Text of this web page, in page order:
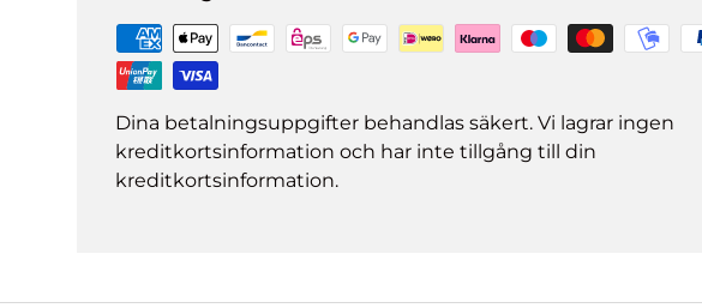
Dina betalningsuppgifter behandlas säkert. Vi lagrar ingen
kreditkortsinformation och har inte tillgång till din
kreditkortsinformation.